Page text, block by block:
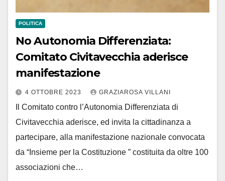
POLITICA
No Autonomia Differenziata:
Comitato Civitavecchia aderisce
manifestazione
4 OTTOBRE 2023 GRAZIAROSA VILLANI
Il Comitato contro l’Autonomia Differenziata di
Civitavecchia aderisce, ed invita la cittadinanza a
partecipare, alla manifestazione nazionale convocata
da “Insieme per la Costituzione ” costituita da oltre 100
associazioni che…